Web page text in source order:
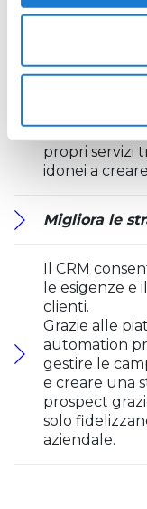
Nel mercato
quindi le
senza che
nuove
propri servizi
idonei a
Migliora le
Il CRM
le esigenze
clienti.
Grazie alle
automation
gestire le
e creare una
prospect
solo
aziendale.